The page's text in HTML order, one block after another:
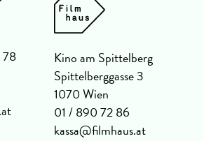
78
Kino am Spittelberg
Spittelberggasse 3
1070 Wien
01 / 890 72 86
kassa@filmhaus.at